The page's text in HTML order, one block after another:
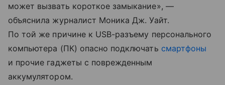
может вызвать короткое замыкание», —
объяснила журналист Моника Дж. Уайт.
По той же причине к USB-разъему персонального
компьютера (ПК) опасно подключать смартфоны
и прочие гаджеты с поврежденным
аккумулятором.